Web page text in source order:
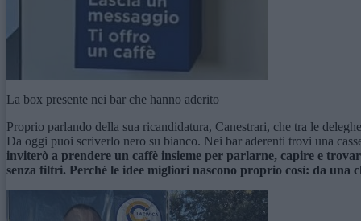
La box presente nei bar che hanno aderito
Proprio parlando della sua ricandidatura, Canestrari, che tra le
Da oggi puoi scriverlo nero su bianco. Nei bar aderenti trovi una
inviterò a prendere un caffè insieme per parlarne, capire e
senza filtri. Perché le idee migliori nascono proprio così: da una